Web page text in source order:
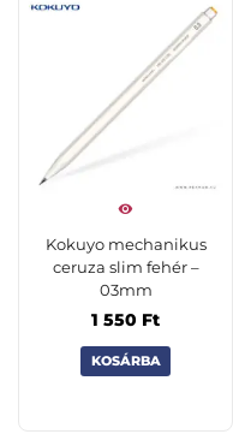
Kokuyo mechanikus
ceruza slim fehér –
03mm
1 550 Ft
KOSÁRBA